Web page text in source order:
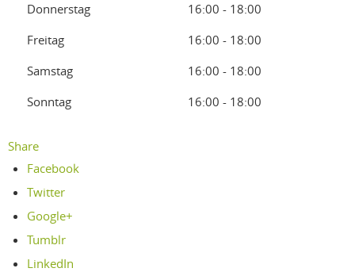
Donnerstag
16:00 - 18:00
Freitag
16:00 - 18:00
Samstag
16:00 - 18:00
Sonntag
16:00 - 18:00
Share
Facebook
Twitter
Google+
Tumblr
LinkedIn